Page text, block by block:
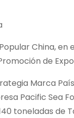
China, en
de
Marca
Pacific Sea
toneladas de